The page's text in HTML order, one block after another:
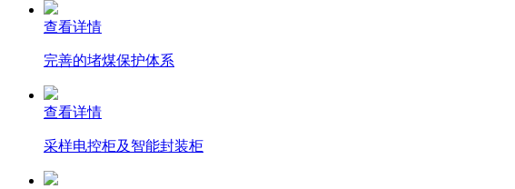
查看详情
完善的堵煤保护体系
查看详情
采样电控柜及智能封装柜